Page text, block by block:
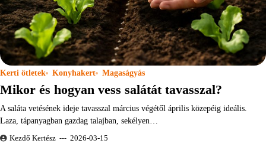
Kerti ötletek Konyhakert Magaságyás
Mikor és hogyan vess salátát tavasszal?
A saláta vetésének ideje tavasszal március végétől április közepéig ideális.
Laza, tápanyagban gazdag talajban, sekélyen…
Kezdő Kertész 2026-03-15